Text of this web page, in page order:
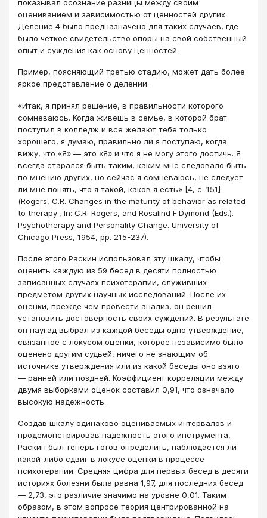
показывал осознание разницы между своим
оцениванием и зависимостью от ценностей других.
Деление 4 было предназначено для таких случаев, где
было четкое свидетельство опоры на свой собственный
опыт и суждения как основу ценностей.
Пример, поясняющий третью стадию, может дать более
яркое представление о делении.
«Итак, я принял решение, в правильности которого
сомневаюсь. Когда живешь в семье, в которой брат
поступил в колледж и все желают тебе только
хорошего, я думаю, правильно ли я поступаю, когда
вижу, что «Я» ― это «Я» и что я не могу этого достичь. Я
всегда старался быть таким, каким мне следовало быть
по мнению других, но сейчас я сомневаюсь, не следует
ли мне понять, что я такой, каков я есть» [4, с. 151].
(Rogers, C.R. Changes in the maturity of behavior as related
to therapy., In: C.R. Rogers, and Rosalind F.Dymond (Eds.).
Psychotherapy and Personality Change. University of
Chicago Press, 1954, pp. 215-237).
После этого Раскин использовал эту шкалу, чтобы
оценить каждую из 59 бесед в десяти полностью
записанных случаях психотерапии, служивших
предметом других научных исследований. После их
оценки, прежде чем провести анализ, он решил
установить достоверность своих суждений. В результате
он наугад выбрал из каждой беседы одно утверждение,
связанное с локусом оценки, которое независимо было
оценено другим судьей, ничего не знающим об
источнике утверждения или из какой беседы оно взято
― ранней или поздней. Коэффициент корреляции между
двумя выборками оценок составил 0,91, что означало
высокую надежность.
Создав шкалу одинаково оцениваемых интервалов и
продемонстрировав надежность этого инструмента,
Раскин был теперь готов определить, наблюдается ли
какой-либо сдвиг в локусе оценки в процессе
психотерапии. Средняя цифра для первых бесед в десяти
историях болезни была равна 1,97, для последних бесед
― 2,73, это различие значимо на уровне 0,01. Таким
образом, в этом вопросе теория центрированной на